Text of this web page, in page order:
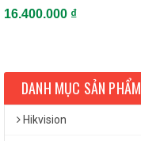
General Function
16.400.000 ₫
DANH MỤC SẢN PHẨM
Hikvision